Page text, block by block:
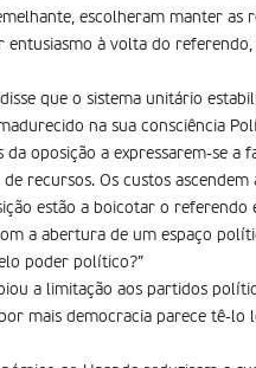
escolheram manter
à volta do
que o sistema unitário
na sua consciência
oposição a expressarem-se a
recursos. Os custos ascendem
estão a boicotar o referendo
a abertura de um espaço
poder político?”
a limitação aos partidos
mais democracia parece tê-lo